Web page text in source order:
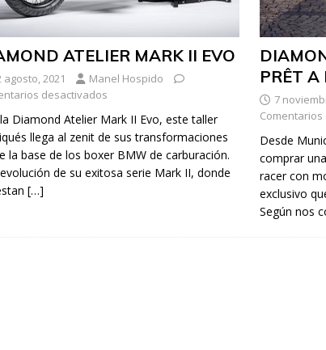
ATELIER MARK II EVO
agosto, 2021
Manel Hospido
desactivados
Diamond Atelier Mark II Evo, este taller
llega al zenit de sus transformaciones
la base de los boxer BMW de carburación.
de su exitosa serie Mark II, donde
[…]
PRÊT A
7
Desde
comprar
racer con
exclusivo
Según nos